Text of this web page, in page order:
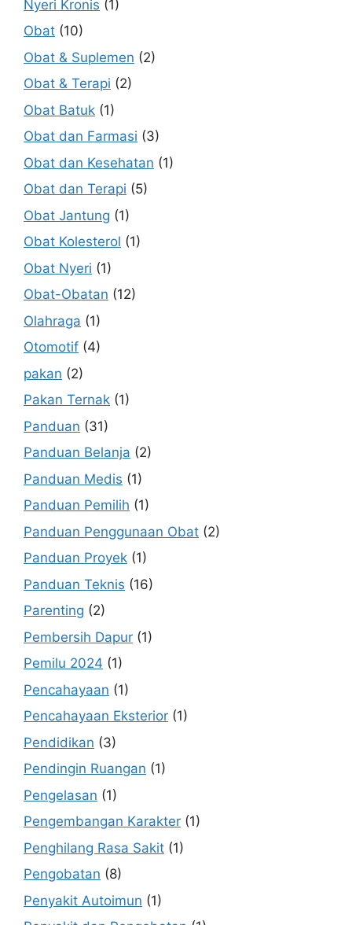
Nyeri Kronis (1)
Obat (10)
Obat & Suplemen (2)
Obat & Terapi (2)
Obat Batuk (1)
Obat dan Farmasi (3)
Obat dan Kesehatan (1)
Obat dan Terapi (5)
Obat Jantung (1)
Obat Kolesterol (1)
Obat Nyeri (1)
Obat-Obatan (12)
Olahraga (1)
Otomotif (4)
pakan (2)
Pakan Ternak (1)
Panduan (31)
Panduan Belanja (2)
Panduan Medis (1)
Panduan Pemilih (1)
Panduan Penggunaan Obat (2)
Panduan Proyek (1)
Panduan Teknis (16)
Parenting (2)
Pembersih Dapur (1)
Pemilu 2024 (1)
Pencahayaan (1)
Pencahayaan Eksterior (1)
Pendidikan (3)
Pendingin Ruangan (1)
Pengelasan (1)
Pengembangan Karakter (1)
Penghilang Rasa Sakit (1)
Pengobatan (8)
Penyakit Autoimun (1)